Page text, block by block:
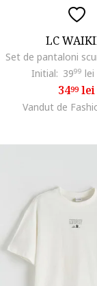
LC
Initial: 3999 lei
3499lei
Vandut de